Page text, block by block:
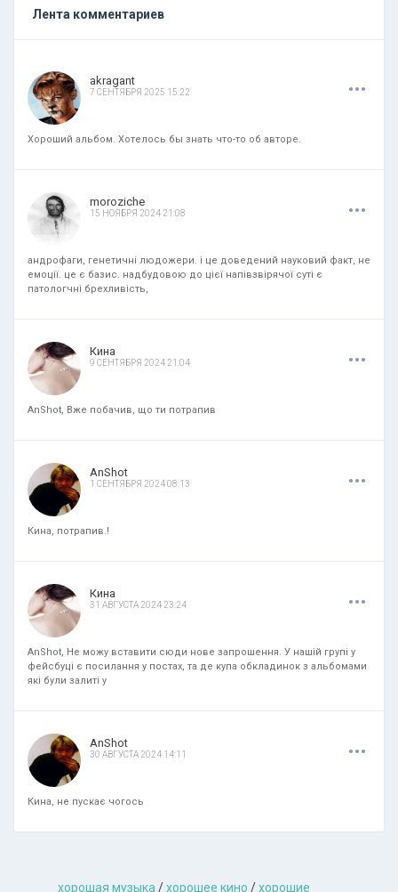
Лента комментариев
akragant
7 СЕНТЯБРЯ 2025 15:22 ...
Хороший альбом. Хотелось бы знать что-то об авторе.
moroziche
15 НОЯБРЯ 2024 21:08 ...
андрофаги, генетичні людожери. і це доведений науковий факт, не
емоції. це є базис. надбудовою до цієї напівзвірячої суті є
патологчні брехливість,
Кина
9 СЕНТЯБРЯ 2024 21:04 ...
AnShot, Вже побачив, що ти потрапив
AnShot
1 СЕНТЯБРЯ 2024 08:13 ...
Кина, потрапив.!
Кина
31 АВГУСТА 2024 23:24 ...
AnShot, Не можу вставити сюди нове запрошення. У нашій групі у
фейсбуці є посилання у постах, та де купа обкладинок з альбомами
які були залиті у
AnShot
30 АВГУСТА 2024 14:11 ...
Кина, не пускає чогось
хорошая музыкa/хорошее кино /хорошие